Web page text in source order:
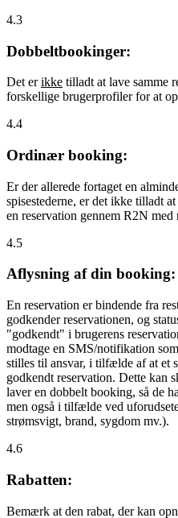
4.3
Dobbeltbookinger:
Det erikke tilladt at lave samme
forskellige brugerprofiler for at
4.4
Ordinær booking:
Er der allerede fortaget en
spisestederne, er det ikke tilladt
en reservation gennem R2N med
4.5
Aflysning af din booking:
En reservation er bindende fra
godkender reservationen, og
"godkendt" i brugerens
modtage en SMS/notifikation
stilles til ansvar, i tilfælde af at et
godkendt reservation. Dette kan
laver en dobbelt booking, så de
men også i tilfælde ved
strømsvigt, brand, sygdom mv.).
4.6
Rabatten:
Bemærk at den rabat, der kan